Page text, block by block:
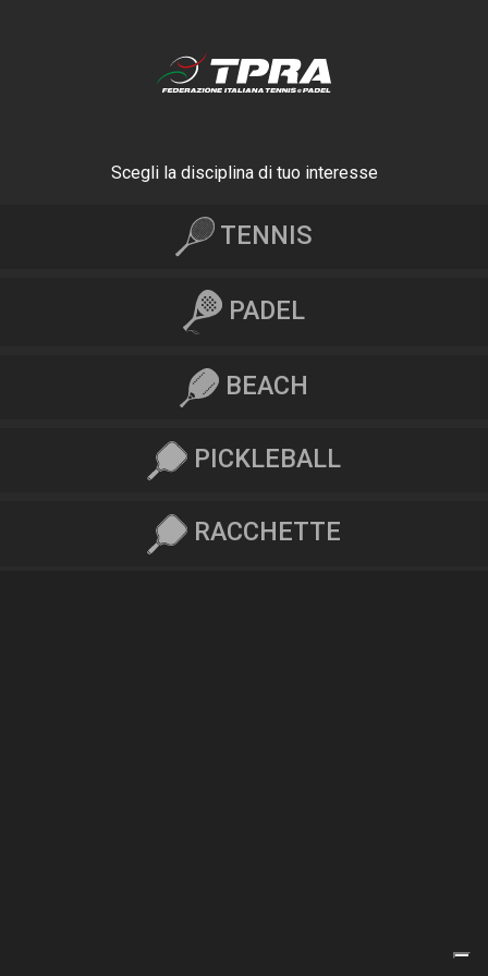
Scegli la disciplina di tuo interesse
TENNIS
PADEL
BEACH
PICKLEBALL
RACCHETTE